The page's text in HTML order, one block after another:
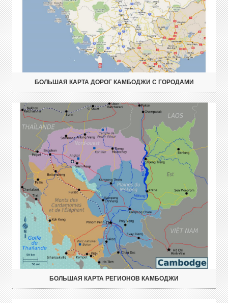
БОЛЬШАЯ КАРТА ДОРОГ КАМБОДЖИ С ГОРОДАМИ
БОЛЬШАЯ КАРТА РЕГИОНОВ КАМБОДЖИ